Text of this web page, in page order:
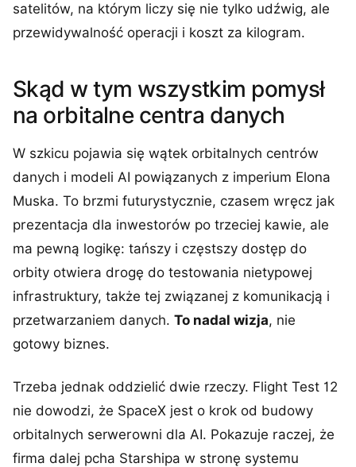
satelitów, na którym liczy się nie tylko udźwig, ale
przewidywalność operacji i koszt za kilogram.
Skąd w tym wszystkim pomysł
na orbitalne centra danych
W szkicu pojawia się wątek orbitalnych centrów
danych i modeli AI powiązanych z imperium Elona
Muska. To brzmi futurystycznie, czasem wręcz jak
prezentacja dla inwestorów po trzeciej kawie, ale
ma pewną logikę: tańszy i częstszy dostęp do
orbity otwiera drogę do testowania nietypowej
infrastruktury, także tej związanej z komunikacją i
przetwarzaniem danych. To nadal wizja, nie
gotowy biznes.
Trzeba jednak oddzielić dwie rzeczy. Flight Test 12
nie dowodzi, że SpaceX jest o krok od budowy
orbitalnych serwerowni dla AI. Pokazuje raczej, że
firma dalej pcha Starshipa w stronę systemu